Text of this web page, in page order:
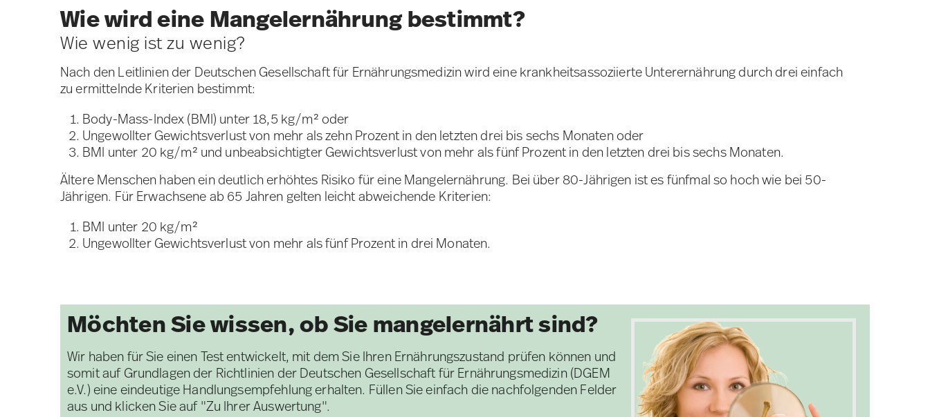
Wie wird eine Mangelernährung bestimmt?
Wie wenig ist zu wenig?
Nach den Leitlinien der Deutschen Gesellschaft für Ernährungsmedizin wird eine krankheitsassoziierte Unterernährung durch drei einfach
zu ermittelnde Kriterien bestimmt:
Body-Mass-Index (BMI) unter 18,5 kg/m² oder
Ungewollter Gewichtsverlust von mehr als zehn Prozent in den letzten drei bis sechs Monaten oder
BMI unter 20 kg/m² und unbeabsichtigter Gewichtsverlust von mehr als fünf Prozent in den letzten drei bis sechs Monaten.
Ältere Menschen haben ein deutlich erhöhtes Risiko für eine Mangelernährung. Bei über 80-Jährigen ist es fünfmal so hoch wie bei 50-
Jährigen. Für Erwachsene ab 65 Jahren gelten leicht abweichende Kriterien:
BMI unter 20 kg/m²
Ungewollter Gewichtsverlust von mehr als fünf Prozent in drei Monaten.
Möchten Sie wissen, ob Sie mangelernährt sind?
Wir haben für Sie einen Test entwickelt, mit dem Sie Ihren Ernährungszustand prüfen können und
somit auf Grundlagen der Richtlinien der Deutschen Gesellschaft für Ernährungsmedizin (DGEM
e.V.) eine eindeutige Handlungsempfehlung erhalten. Füllen Sie einfach die nachfolgenden Felder
aus und klicken Sie auf "Zu Ihrer Auswertung".